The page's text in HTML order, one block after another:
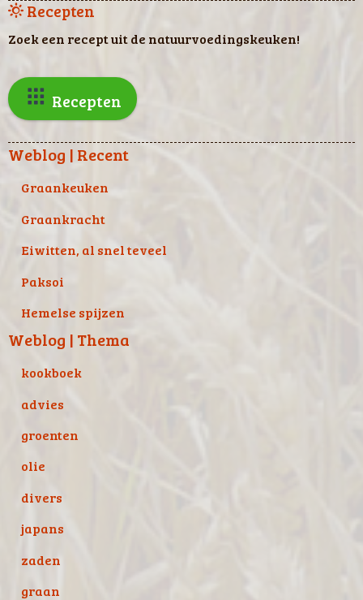
Recepten
Zoek een recept uit de natuurvoedingskeuken!
Recepten
Weblog | Recent
Graankeuken
Graankracht
Eiwitten, al snel teveel
Paksoi
Hemelse spijzen
Weblog | Thema
kookboek
advies
groenten
olie
divers
japans
zaden
graan